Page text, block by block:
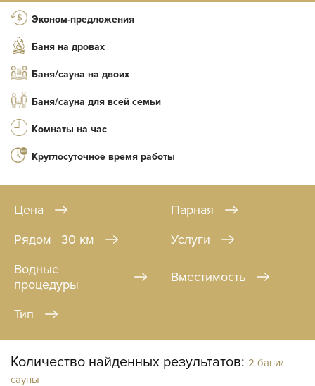
Эконом-предложения
Баня на дровах
Баня/сауна на двоих
Баня/сауна для всей семьи
Комнаты на час
Круглосуточное время работы
Цена
Парная
Рядом +30 км
Услуги
Водные
процедуры
Вместимость
Тип
Количество найденных результатов: 2 бани/
сауны